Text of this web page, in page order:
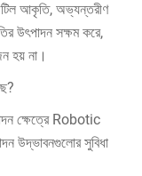
আকৃতি, অভ্যন্তরীণ
উৎপাদন সক্ষম করে,
হয় না।
ক্ষেত্রে Robotic
উদ্ভাবনগুলোর সুবিধা